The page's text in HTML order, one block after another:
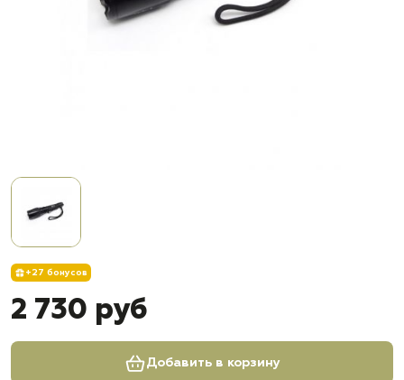
+27 бонусов
2 730 руб
Добавить в корзину